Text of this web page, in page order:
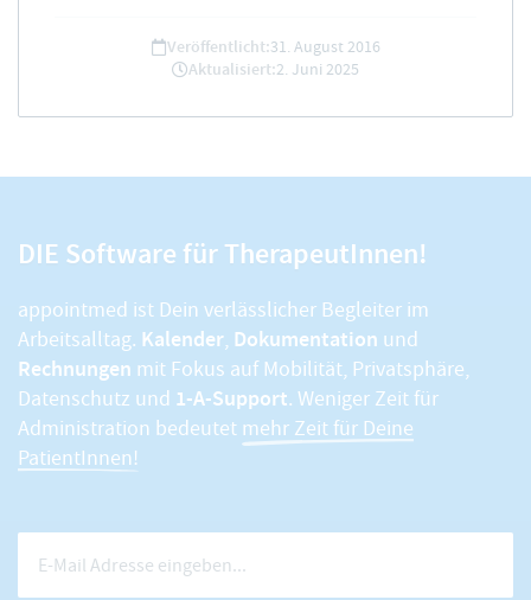
Veröffentlicht:31. August 2016
Aktualisiert:2. Juni 2025
DIE Software für TherapeutInnen!
appointmed ist Dein verlässlicher Begleiter im
Arbeitsalltag. Kalender, Dokumentation und
Rechnungen mit Fokus auf Mobilität, Privatsphäre,
Datenschutz und 1-A-Support. Weniger Zeit für
Administration bedeutet mehr Zeit für Deine
PatientInnen!